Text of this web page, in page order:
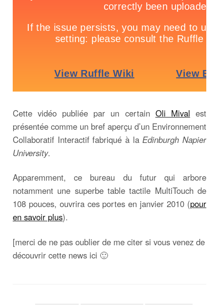
Cette vidéo publiée par un certain Oli Mival est
présentée comme un bref aperçu d’un Environnement
Collaboratif Interactif fabriqué à la Edinburgh Napier
University.
Apparemment, ce bureau du futur qui arbore
notamment une superbe table tactile MultiTouch de
108 pouces, ouvrira ces portes en janvier 2010 (pour
en savoir plus).
[merci de ne pas oublier de me citer si vous venez de
découvrir cette news ici 🙂